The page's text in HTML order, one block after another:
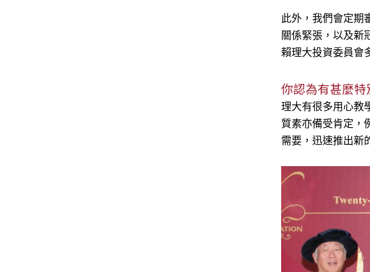
此外，我們會定期
關係緊張，以及新
賴理大投資委員會
你認為有甚麼特
理大有很多用心教
質素亦備受肯定，
需要，迅速推出新